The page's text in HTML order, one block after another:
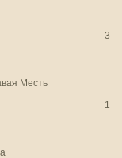
3
Месть
1